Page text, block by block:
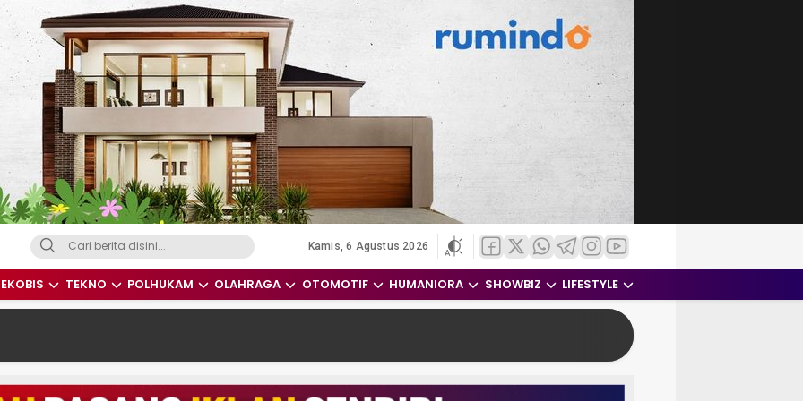
Indonesia dan Dunia
Kamis, 6 Agustus 2026
EKOBIS TEKNO POLHUKAM OLAHRAGA OTOMOTIF HUMANIORA SHOWBIZ LIFESTYLE